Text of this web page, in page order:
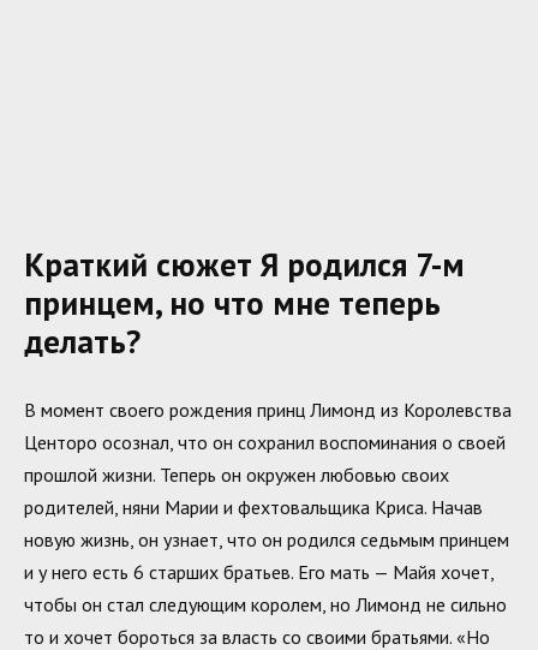
Краткий сюжет Я родился 7-м
принцем, но что мне теперь
делать?
В момент своего рождения принц Лимонд из Королевства
Центоро осознал, что он сохранил воспоминания о своей
прошлой жизни. Теперь он окружен любовью своих
родителей, няни Марии и фехтовальщика Криса. Начав
новую жизнь, он узнает, что он родился седьмым принцем
и у него есть 6 старших братьев. Его мать — Майя хочет,
чтобы он стал следующим королем, но Лимонд не сильно
то и хочет бороться за власть со своими братьями. «Но